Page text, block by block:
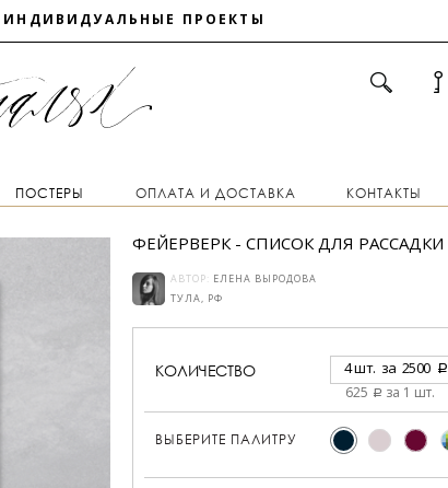
ИНДИВИДУАЛЬНЫЕ ПРОЕКТЫ
ПОСТЕРЫ ОПЛАТА И ДОСТАВКА КОНТАКТЫ
ФЕЙЕРВЕРК - СПИСОК ДЛЯ РАССАДКИ
АВТОР: ЕЛЕНА ВЫРОДОВА
ТУЛА, РФ
КОЛИЧЕСТВО 4 шт. за 2500 a
625 a за 1 шт.
ВЫБЕРИТЕ ПАЛИТРУ